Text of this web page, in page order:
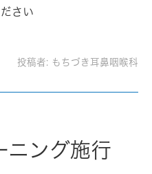
さい
投稿者: もちづき耳鼻咽喉科
ニング施行